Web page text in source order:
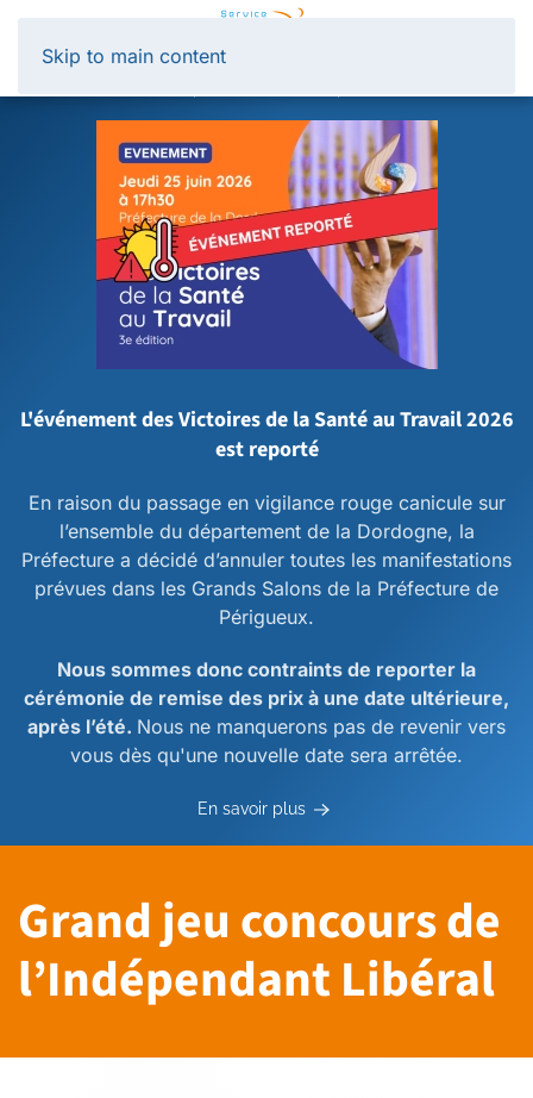
Skip to main content
L'événement des Victoires de la Santé au Travail 2026
est reporté
En raison du passage en vigilance rouge canicule sur
l’ensemble du département de la Dordogne, la
Préfecture a décidé d’annuler toutes les manifestations
prévues dans les Grands Salons de la Préfecture de
Périgueux.
Nous sommes donc contraints de reporter la
cérémonie de remise des prix à une date ultérieure,
après l’été. Nous ne manquerons pas de revenir vers
vous dès qu'une nouvelle date sera arrêtée.
En savoir plus
Grand jeu concours de
l’Indépendant Libéral
Panneau de gestion des cookies